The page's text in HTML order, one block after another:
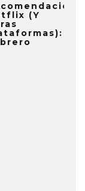
(y